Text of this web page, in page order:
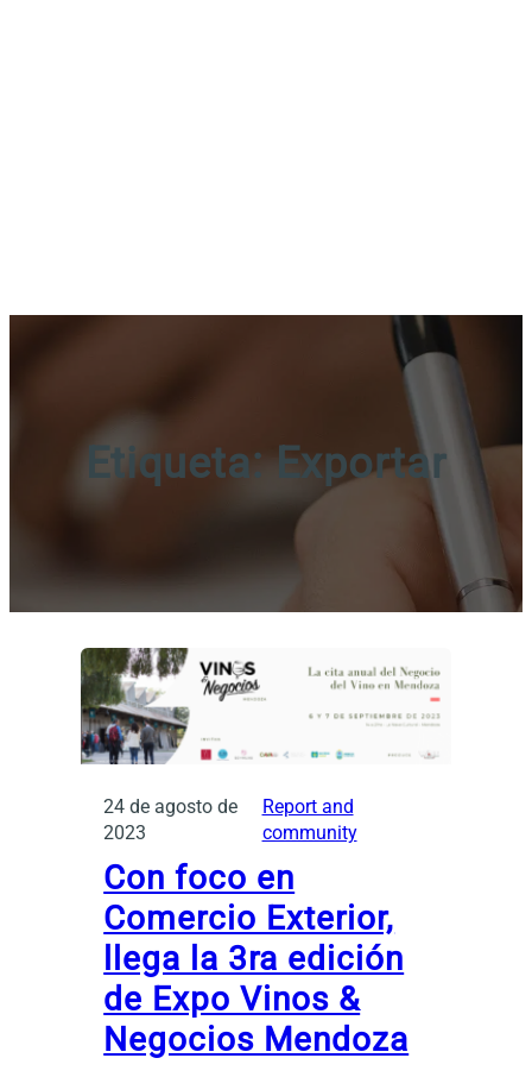
Etiqueta:Exportar
24 de agosto de
2023
Report and
community
Con foco en
Comercio Exterior,
llega la 3ra edición
de Expo Vinos &
Negocios Mendoza